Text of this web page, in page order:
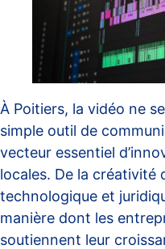
À Poitiers, la vidéo ne
simple outil de
vecteur essentiel
locales. De la créativité
technologique et
manière dont les
soutiennent leur